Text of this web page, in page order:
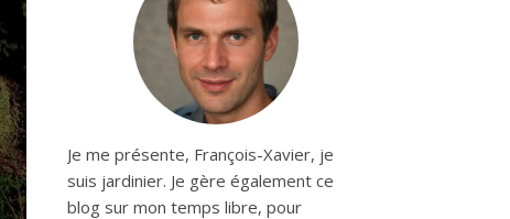
Je me présente, François-Xavier, je
suis jardinier. Je gère également ce
blog sur mon temps libre, pour